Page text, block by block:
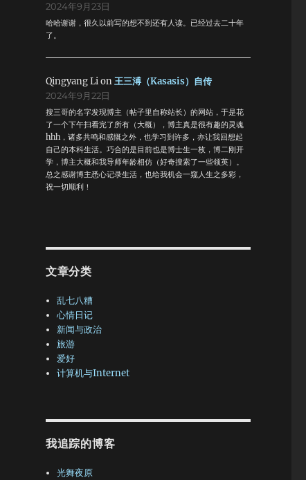
2024年9月23日
哈哈谢谢，很久以前写的想不到还有人读。已经过去二十年
了。
Qingyang Lion王三溥（Kasasis）自传
2024年9月22日
搜三哥的名字发现博主（帖子里自称站长）的网站，于是花
了一个下午扫看完了所有（大概），博主真是很有趣的灵魂
hhh，诸多共鸣和感慨之外，也学习到许多，亦让我回想起
自己的本科生活。巧合的是目前也是博士生一枚，博二刚开
学，博主大概和我导师年龄相仿（好奇搜索了一些领英）。
总之感谢博主悉心记录生活，也给我机会一窥人生之多彩，
祝一切顺利！
文章分类
乱七八糟
心情日记
新闻与政治
旅游
爱好
计算机与Internet
我追踪的博客
光舞夜原